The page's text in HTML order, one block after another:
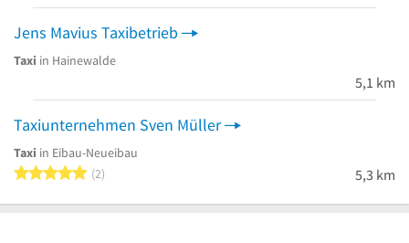
Jens Mavius Taxibetrieb
Taxi in Hainewalde
5,1 km
Taxiunternehmen Sven Müller
Taxi in Eibau-Neueibau
5 von 5 Sternen
2 5,3 km